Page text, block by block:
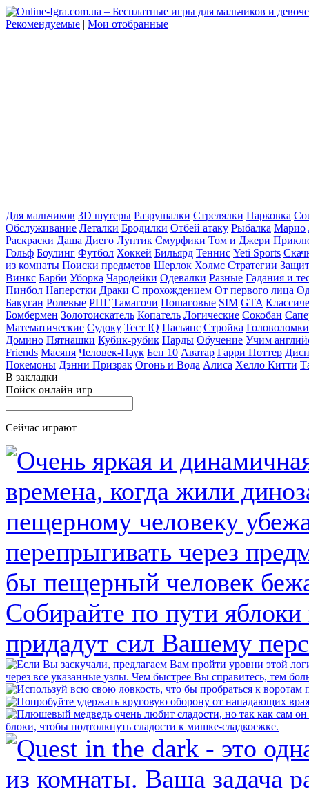
Рекомендуемые | Мои отобранные
Для мальчиков 3D шутеры Разрушалки Стрелялки Парковка
Обслуживание Леталки Бродилки Отбей атаку Рыбалка Марио
Раскраски Даша Диего Лунтик Смурфики Том и Джери
Гольф Боулинг Футбол Хоккей Бильярд Теннис Yeti Sports
из комнаты Поиски предметов Шерлок Холмс Стратегии
Винкс Барби Уборка Чародейки Одевалки Разные Гадания и
Пинбол Наперстки Драки С прохождением От первого лица
Бакуган Ролевые РПГ Тамагочи Пошаговые SIM GTA
Бомбермен Золотоискатель Копатель Логические Сокобан
Математические Судоку Тест IQ Пасьянс Стройка Головоломки
Домино Пятнашки Кубик-рубик Нарды Обучение Учим
Friends Масяня Человек-Паук Бен 10 Аватар Гарри Поттер
Покемоны Дэнни Призрак Огонь и Вода Алиса Хелло Китти
В закладки
Пойск онлайн игр
Сейчас играют